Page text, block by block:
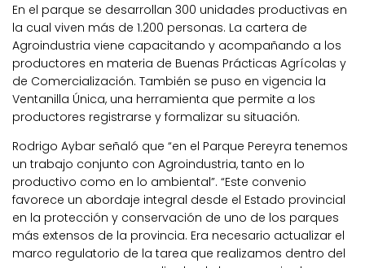
En el parque se desarrollan 300 unidades productivas en
la cual viven más de 1.200 personas. La cartera de
Agroindustria viene capacitando y acompañando a los
productores en materia de Buenas Prácticas Agrícolas y
de Comercialización. También se puso en vigencia la
Ventanilla Única, una herramienta que permite a los
productores registrarse y formalizar su situación.
Rodrigo Aybar señaló que “en el Parque Pereyra tenemos
un trabajo conjunto con Agroindustria, tanto en lo
productivo como en lo ambiental”. “Este convenio
favorece un abordaje integral desde el Estado provincial
en la protección y conservación de uno de los parques
más extensos de la provincia. Era necesario actualizar el
marco regulatorio de la tarea que realizamos dentro del